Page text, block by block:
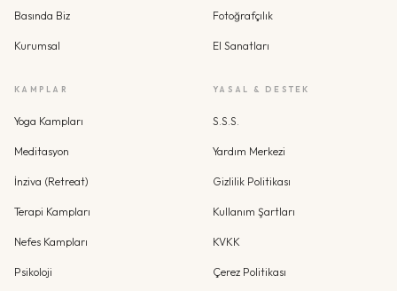
Basında Biz
Kurumsal
Fotoğrafçılık
El Sanatları
KAMPLAR
Yoga Kampları
Meditasyon
İnziva (Retreat)
Terapi Kampları
Nefes Kampları
Psikoloji
YASAL & DESTEK
S.S.S.
Yardım Merkezi
Gizlilik Politikası
Kullanım Şartları
KVKK
Çerez Politikası